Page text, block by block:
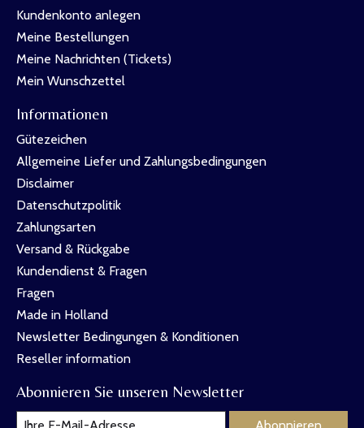
Kundenkonto anlegen
Meine Bestellungen
Meine Nachrichten (Tickets)
Mein Wunschzettel
Informationen
Gütezeichen
Allgemeine Liefer und Zahlungsbedingungen
Disclaimer
Datenschutzpolitik
Zahlungsarten
Versand & Rückgabe
Kundendienst & Fragen
Fragen
Made in Holland
Newsletter Bedingungen & Konditionen
Reseller information
Abonnieren Sie unseren Newsletter
Abonnieren